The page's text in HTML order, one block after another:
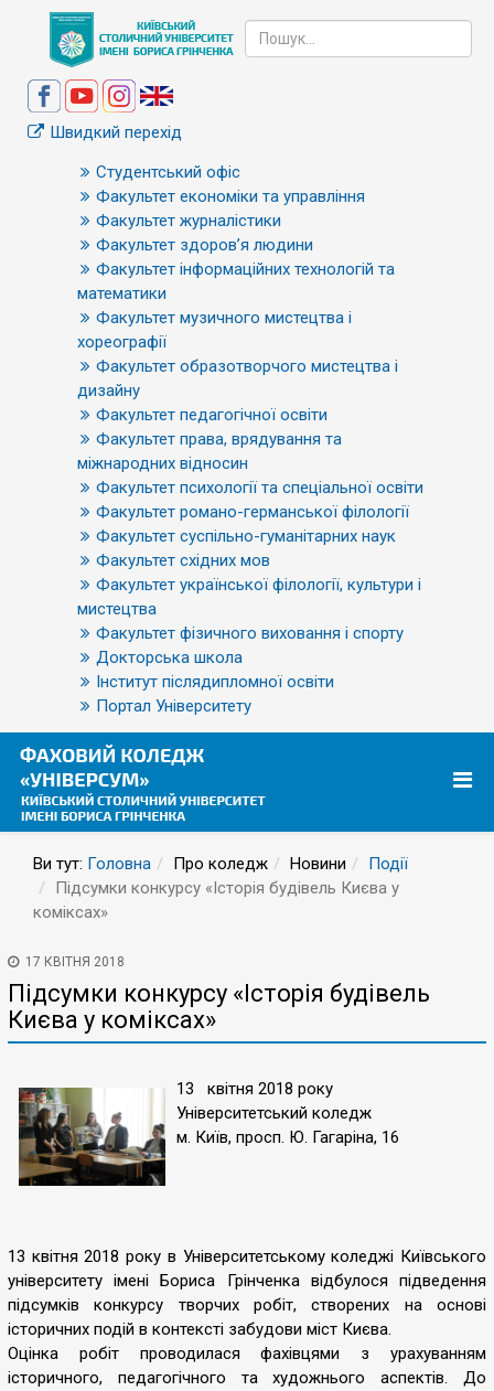
Швидкий перехід
Студентський офіс
Факультет економіки та управління
Факультет журналістики
Факультет здоров’я людини
Факультет інформаційних технологій та
математики
Факультет музичного мистецтва і
хореографії
Факультет образотворчого мистецтва і
дизайну
Факультет педагогічної освіти
Факультет права, врядування та
міжнародних відносин
Факультет психології та спеціальної освіти
Факультет романо-германської філології
Факультет суспільно-гуманітарних наук
Факультет східних мов
Факультет української філології, культури і
мистецтва
Факультет фізичного виховання і спорту
Докторська школа
Інститут післядипломної освіти
Портал Університету
Ви тут: Головна Про коледж Новини
Події
Підсумки конкурсу «Історія будівель Києва у
коміксах»
17 КВІТНЯ 2018
Підсумки конкурсу «Історія будівель
Києва у коміксах»
13 квітня 2018 року
Університетський коледж
м. Київ, просп. Ю. Гагаріна, 16
13 квітня 2018 року в Університетському коледжі Київського
університету імені Бориса Грінченка відбулося підведення
підсумків конкурсу творчих робіт, створених на основі
історичних подій в контексті забудови міст Києва.
Оцінка робіт проводилася фахівцями з урахуванням
історичного, педагогічного та художнього аспектів. До